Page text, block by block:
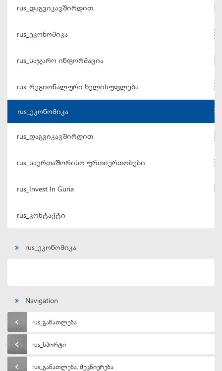
rus_დაგვიკავშირდით
rus_ეკონომიკა
rus_საჯარო ინფორმაცია
rus_რეგიონალური ხელისუფლება
rus_ეკონომიკა
rus_დაგვიკავშირდით
rus_საერთაშორისო ურთიერთობები
rus_Invest In Guria
rus_კონტაქტი
rus_ეკონომიკა
Navigation
rus_განათლება
rus_სპორტი
rus_განათლება, მეცნიერება